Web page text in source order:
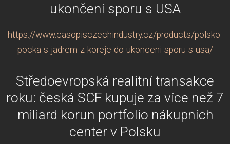
ukončení sporu s USA
https://www.casopisczechindustry.cz/products/polsko-
pocka-s-jadrem-z-koreje-do-ukonceni-sporu-s-usa/
Středoevropská realitní transakce
roku: česká SCF kupuje za více než 7
miliard korun portfolio nákupních
center v Polsku